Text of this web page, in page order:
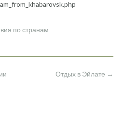
по странам
Отдых в Эйлате →